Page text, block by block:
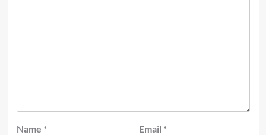
Name * Email *